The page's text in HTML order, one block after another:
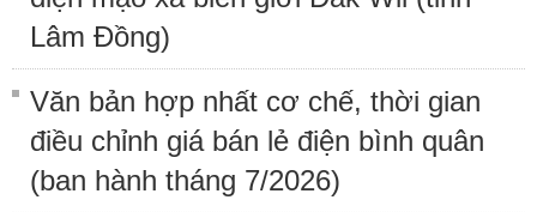
Lâm Đồng)
Văn bản hợp nhất cơ chế, thời gian
điều chỉnh giá bán lẻ điện bình quân
(ban hành tháng 7/2026)